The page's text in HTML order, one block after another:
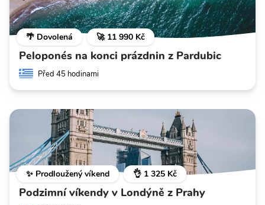
🌴 Dovolená 🚀 11 990 Kč
Peloponés na konci prázdnin z Pardubic
Před 45 hodinami
✨ Prodloužený víkend 👌 1 325 Kč
Podzimní víkendy v Londýně z Prahy